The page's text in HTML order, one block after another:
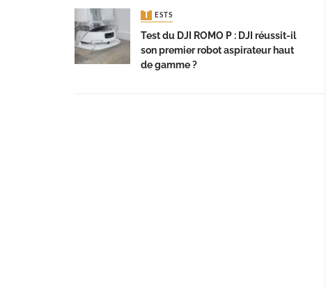
TESTS
Test du DJI ROMO P : DJI réussit-il
son premier robot aspirateur haut
de gamme ?